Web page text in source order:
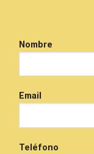
Nombre
Email
Teléfono